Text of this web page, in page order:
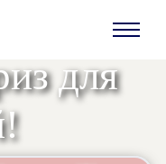
для